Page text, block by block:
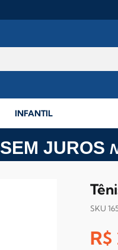
INFANTIL
SEM JUROS
SKU
R$